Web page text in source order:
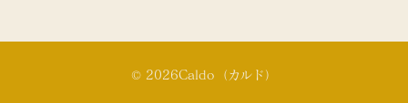
© 2026Caldo（カルド）